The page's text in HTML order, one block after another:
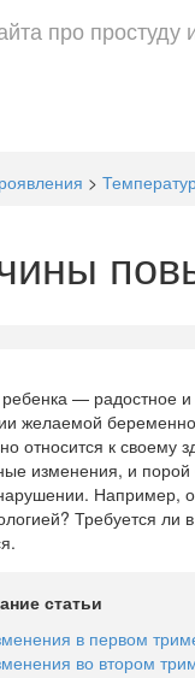
>
— радостное
желаемой
относится к своему
изменения, и
Например,
Требуется ли
статьи
в первом
во втором